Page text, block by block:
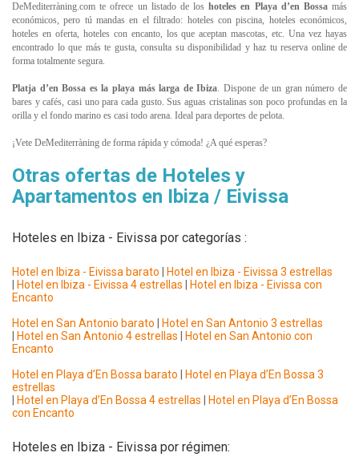
DeMediterràning.com te ofrece un listado de los hoteles en Playa d’en Bossa más
económicos, pero tú mandas en el filtrado: hoteles con piscina, hoteles económicos,
hoteles en oferta, hoteles con encanto, los que aceptan mascotas, etc. Una vez hayas
encontrado lo que más te gusta, consulta su disponibilidad y haz tu reserva online de
forma totalmente segura.
Platja d’en Bossa es la playa más larga de Ibiza. Dispone de un gran número de
bares y cafés, casi uno para cada gusto. Sus aguas cristalinas son poco profundas en la
orilla y el fondo marino es casi todo arena. Ideal para deportes de pelota.
¡Vete DeMediterràning de forma rápida y cómoda! ¿A qué esperas?
Otras ofertas de Hoteles y
Apartamentos en Ibiza / Eivissa
Hoteles en Ibiza - Eivissa por categorías :
Hotel en Ibiza - Eivissa barato
Hotel en Ibiza - Eivissa 3 estrellas
Hotel en Ibiza - Eivissa 4 estrellas
Hotel en Ibiza - Eivissa con
Encanto
Hotel en San Antonio barato
Hotel en San Antonio 3 estrellas
Hotel en San Antonio 4 estrellas
Hotel en San Antonio con
Encanto
Hotel en Playa d’En Bossa barato
Hotel en Playa d’En Bossa 3
estrellas
Hotel en Playa d’En Bossa 4 estrellas
Hotel en Playa d’En Bossa
con Encanto
Hoteles en Ibiza - Eivissa por régimen: